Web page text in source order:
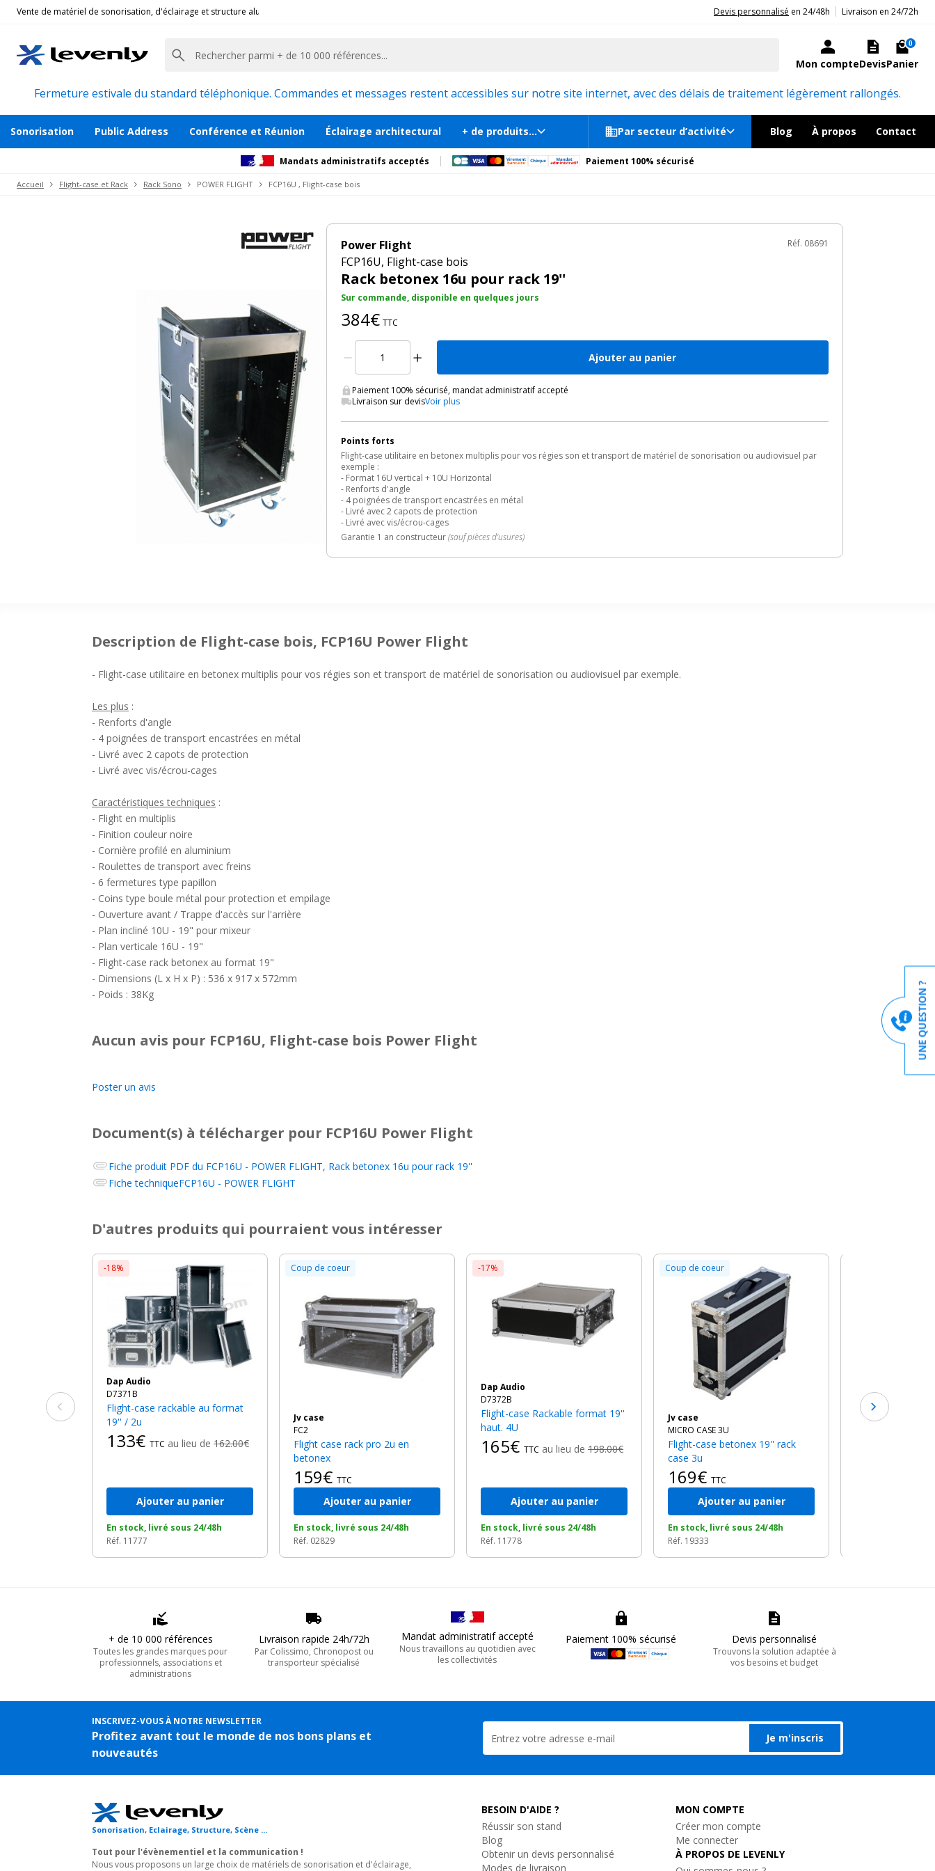
Vente de matériel de sonorisation, d'éclairage et structure alu pour l'évènementiel et la communication, stand exposition, scène, podium et estrade, etc. | 20ans d'expérience aux côtés des professionnels et acteurs publics.
Devis personnalisé en 24/48h Livraison en 24/72h
Mon compteDevisPanier
0
Fermeture estivale du standard téléphonique. Commandes et messages restent accessibles sur notre site internet, avec des délais de traitement légèrement rallongés.
Sonorisation Public Address Conférence et Réunion Éclairage architectural + de produits... Par secteur d’activité Blog À propos Contact
Mandats administratifs acceptés Paiement 100% sécurisé
Accueil Flight-case et Rack Rack Sono POWER FLIGHT FCP16U , Flight-case bois
Power Flight
FCP16U, Flight-case bois
Rack betonex 16u pour rack 19''
Réf. 08691
Sur commande, disponible en quelques jours
384€ TTC
Ajouter au panier
Paiement 100% sécurisé, mandat administratif accepté
Livraison sur devisVoir plus
Points forts
Flight-case utilitaire en betonex multiplis pour vos régies son et transport de matériel de sonorisation ou audiovisuel par
exemple :
- Format 16U vertical + 10U Horizontal
- Renforts d'angle
- 4 poignées de transport encastrées en métal
- Livré avec 2 capots de protection
- Livré avec vis/écrou-cages
Garantie 1 an constructeur(sauf pièces d'usures)
Description de Flight-case bois, FCP16U Power Flight
- Flight-case utilitaire en betonex multiplis pour vos régies son et transport de matériel de sonorisation ou audiovisuel par exemple.
Les plus :
- Renforts d'angle
- 4 poignées de transport encastrées en métal
- Livré avec 2 capots de protection
- Livré avec vis/écrou-cages
Caractéristiques techniques :
- Flight en multiplis
- Finition couleur noire
- Cornière profilé en aluminium
- Roulettes de transport avec freins
- 6 fermetures type papillon
- Coins type boule métal pour protection et empilage
- Ouverture avant / Trappe d'accès sur l'arrière
- Plan incliné 10U - 19" pour mixeur
- Plan verticale 16U - 19"
- Flight-case rack betonex au format 19"
- Dimensions (L x H x P) : 536 x 917 x 572mm
- Poids : 38Kg
Aucun avis pour FCP16U, Flight-case bois Power Flight
Poster un avis
Document(s) à télécharger pour FCP16U Power Flight
Fiche produit PDF du FCP16U - POWER FLIGHT, Rack betonex 16u pour rack 19''
Fiche techniqueFCP16U - POWER FLIGHT
D'autres produits qui pourraient vous intéresser
-18%
Dap Audio
D7371B
Flight-case rackable au format
19'' / 2u
133€ TTC au lieu de 162.00€
Ajouter au panier
En stock, livré sous 24/48h
Réf. 11777
Coup de coeur
Jv case
FC2
Flight case rack pro 2u en
betonex
159€ TTC
Ajouter au panier
En stock, livré sous 24/48h
Réf. 02829
-17%
Dap Audio
D7372B
Flight-case Rackable format 19''
haut. 4U
165€ TTC au lieu de 198.00€
Ajouter au panier
En stock, livré sous 24/48h
Réf. 11778
Coup de coeur
Jv case
MICRO CASE 3U
Flight-case betonex 19'' rack
case 3u
169€ TTC
Ajouter au panier
En stock, livré sous 24/48h
Réf. 19333
+ de 10 000 références
Toutes les grandes marques pour
professionnels, associations et
administrations
Livraison rapide 24h/72h
Par Colissimo, Chronopost ou
transporteur spécialisé
Mandat administratif accepté
Nous travaillons au quotidien avec
les collectivités
Paiement 100% sécurisé Devis personnalisé
Trouvons la solution adaptée à
vos besoins et budget
INSCRIVEZ-VOUS À NOTRE NEWSLETTER
Profitez avant tout le monde de nos bons plans et
nouveautés
Je m'inscris
Sonorisation, Eclairage, Structure, Scène ...
Tout pour l'évènementiel et la communication !
Nous vous proposons un large choix de matériels de sonorisation et d'éclairage,
BESOIN D'AIDE ?
Réussir son stand
Blog
Obtenir un devis personnalisé
Modes de livraison
MON COMPTE
Créer mon compte
Me connecter
À PROPOS DE LEVENLY